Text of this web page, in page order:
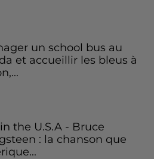
un school bus au
et accueillir les bleus à
the U.S.A - Bruce
: la chanson que